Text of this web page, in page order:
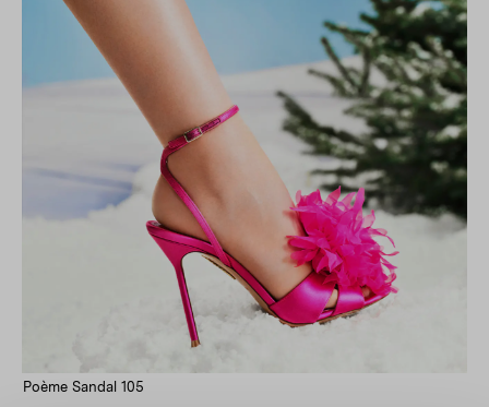
Poème Sandal 105